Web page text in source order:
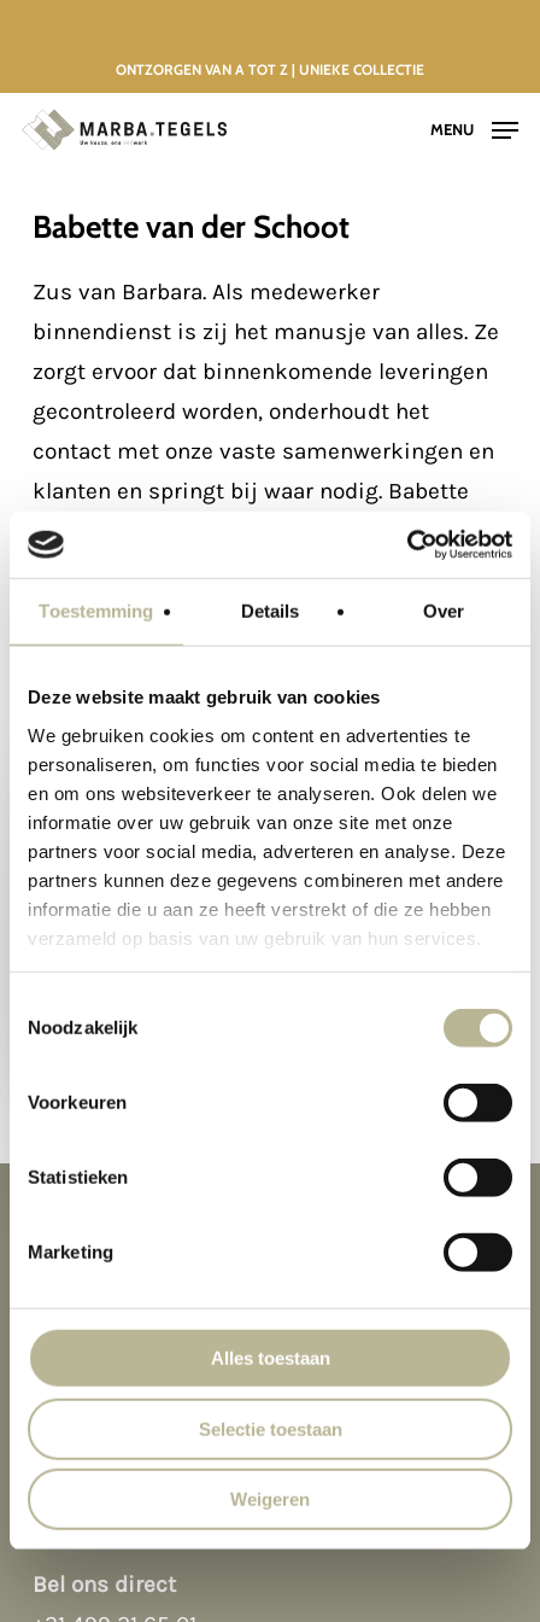
Toestemming Details Over
Deze website maakt gebruik van cookies
We gebruiken cookies om content en advertenties te
personaliseren, om functies voor social media te bieden
en om ons websiteverkeer te analyseren. Ook delen we
informatie over uw gebruik van onze site met onze
partners voor social media, adverteren en analyse. Deze
partners kunnen deze gegevens combineren met andere
informatie die u aan ze heeft verstrekt of die ze hebben
verzameld op basis van uw gebruik van hun services.
Noodzakelijk
Voorkeuren
Statistieken
Marketing
Alles toestaan
Selectie toestaan
Weigeren
main
content
ONTZORGEN VAN A TOT Z | UNIEKE COLLECTIE
MENU
Babette van der Schoot
Zus van Barbara. Als medewerker
binnendienst is zij het manusje van alles. Ze
zorgt ervoor dat binnenkomende leveringen
gecontroleerd worden, onderhoudt het
contact met onze vaste samenwerkingen en
klanten en springt bij waar nodig. Babette
gaat graag op pad met vriendinnen, is een
met het gezin met de caravan op pad te gaan.
Openingstijden
za: 10:00-16:00
Contact
Bel ons direct
Hi there 👋
Hoi! Kunnen we ergens bij helpen?